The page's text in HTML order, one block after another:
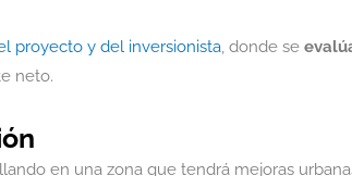
proyecto y del inversionista, donde se
neto.
en una zona que tendrá mejoras